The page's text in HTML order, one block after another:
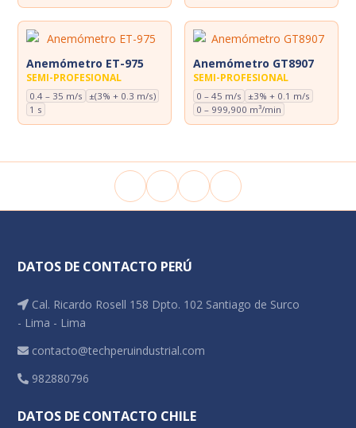
Anemómetro ET-975
SEMI-PROFESIONAL
0.4 – 35 m/s
±(3% + 0.3 m/s)
1 s
Anemómetro GT8907
SEMI-PROFESIONAL
0 – 45 m/s ±3% + 0.1 m/s
0 – 999,900 m³/min
DATOS DE CONTACTO PERÚ
Cal. Ricardo Rosell 158 Dpto. 102 Santiago de Surco
- Lima - Lima
contacto@techperuindustrial.com
982880796
DATOS DE CONTACTO CHILE